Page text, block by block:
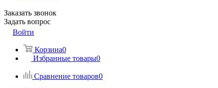
Заказать звонок
Задать вопрос
Войти
Корзина0
Избранные товары0
Сравнение товаров0